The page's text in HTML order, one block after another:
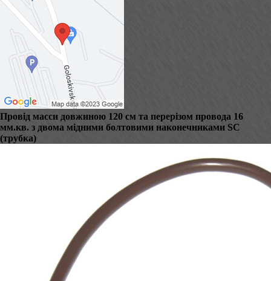
Провід масси довжиною 120 см та перерізом провода 16
мм.кв. з двома мідними болтовими наконечниками SC
(трубка)